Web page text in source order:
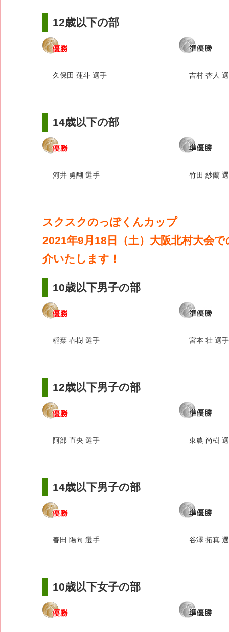
12歳以下の部
久保田 蓮斗 選手 吉村 杏人
14歳以下の部
河井 勇醐 選手 竹田 紗蘭
スクスクのっぽくんカップ
2021年9月18日（土）大阪北村大会
介いたします！
10歳以下男子の部
稲葉 春樹 選手 宮本 壮 選手
12歳以下男子の部
阿部 直央 選手 東農 尚樹
14歳以下男子の部
春田 陽向 選手 谷澤 拓真
10歳以下女子の部